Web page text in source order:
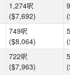
1,274呎
($7,692)
749呎
($8,064)
722呎
($7,963)